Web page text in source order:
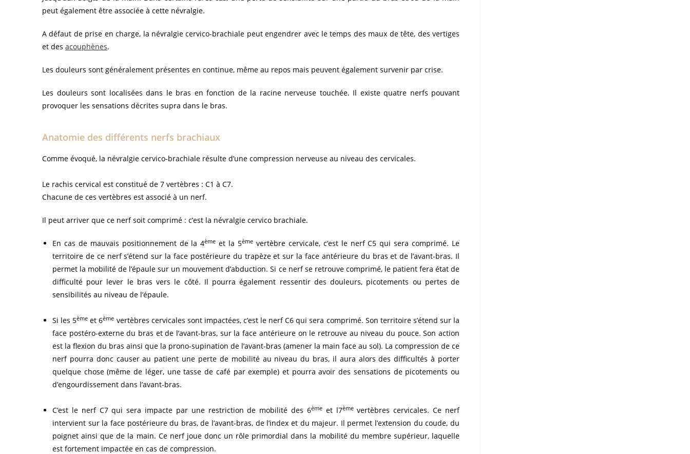
peut également être associée à cette névralgie.
A défaut de prise en charge, la névralgie cervico-brachiale peut engendrer avec le temps des maux de tête, des vertiges
et des acouphènes.
Les douleurs sont généralement présentes en continue, même au repos mais peuvent également survenir par crise.
Les douleurs sont localisées dans le bras en fonction de la racine nerveuse touchée. Il existe quatre nerfs pouvant
provoquer les sensations décrites supra dans le bras.
Anatomie des différents nerfs brachiaux
Comme évoqué, la névralgie cervico-brachiale résulte d’une compression nerveuse au niveau des cervicales.
Le rachis cervical est constitué de 7 vertèbres : C1 à C7.
Chacune de ces vertèbres est associé à un nerf.
Il peut arriver que ce nerf soit comprimé : c’est la névralgie cervico brachiale.
En cas de mauvais positionnement de la 4ème et la 5ème vertèbre cervicale, c’est le nerf C5 qui sera comprimé. Le
territoire de ce nerf s’étend sur la face postérieure du trapèze et sur la face antérieure du bras et de l’avant-bras. Il
permet la mobilité de l’épaule sur un mouvement d’abduction. Si ce nerf se retrouve comprimé, le patient fera état de
difficulté pour lever le bras vers le côté. Il pourra également ressentir des douleurs, picotements ou pertes de
sensibilités au niveau de l’épaule.
Si les 5ème et 6ème vertèbres cervicales sont impactées, c’est le nerf C6 qui sera comprimé. Son territoire s’étend sur la
face postéro-externe du bras et de l’avant-bras, sur la face antérieure on le retrouve au niveau du pouce. Son action
est la flexion du bras ainsi que la prono-supination de l’avant-bras (amener la main face au sol). La compression de ce
nerf pourra donc causer au patient une perte de mobilité au niveau du bras, il aura alors des difficultés à porter
quelque chose (même de léger, une tasse de café par exemple) et pourra avoir des sensations de picotements ou
d’engourdissement dans l’avant-bras.
C’est le nerf C7 qui sera impacte par une restriction de mobilité des 6èmeet l7èmevertèbres cervicales. Ce nerf
intervient sur la face postérieure du bras, de l’avant-bras, de l’index et du majeur. Il permet l’extension du coude, du
poignet ainsi que de la main. Ce nerf joue donc un rôle primordial dans la mobilité du membre supérieur, laquelle
est fortement impactée en cas de compression.